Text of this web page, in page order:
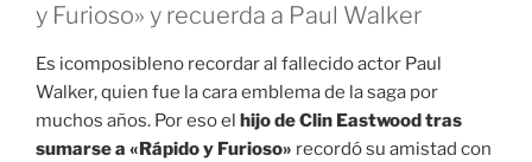
y Furioso» y recuerda a Paul Walker
Es icomposibleno recordar al fallecido actor Paul
Walker, quien fue la cara emblema de la saga por
muchos años. Por eso el hijo de Clin Eastwood tras
sumarse a «Rápido y Furioso» recordó su amistad con